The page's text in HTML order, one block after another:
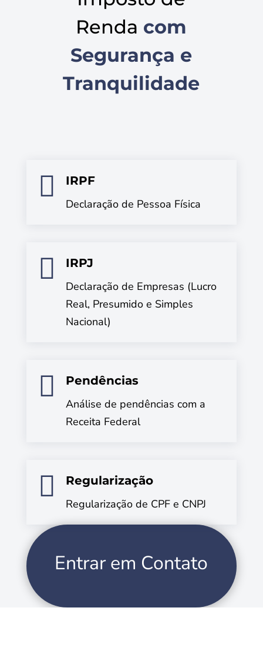
Renda com
Segurança e
Tranquilidade

IRPF
Declaração de Pessoa Física

IRPJ
Declaração de Empresas (Lucro
Real, Presumido e Simples
Nacional)

Pendências
Análise de pendências com a
Receita Federal

Regularização
Regularização de CPF e CNPJ
Entrar em Contato